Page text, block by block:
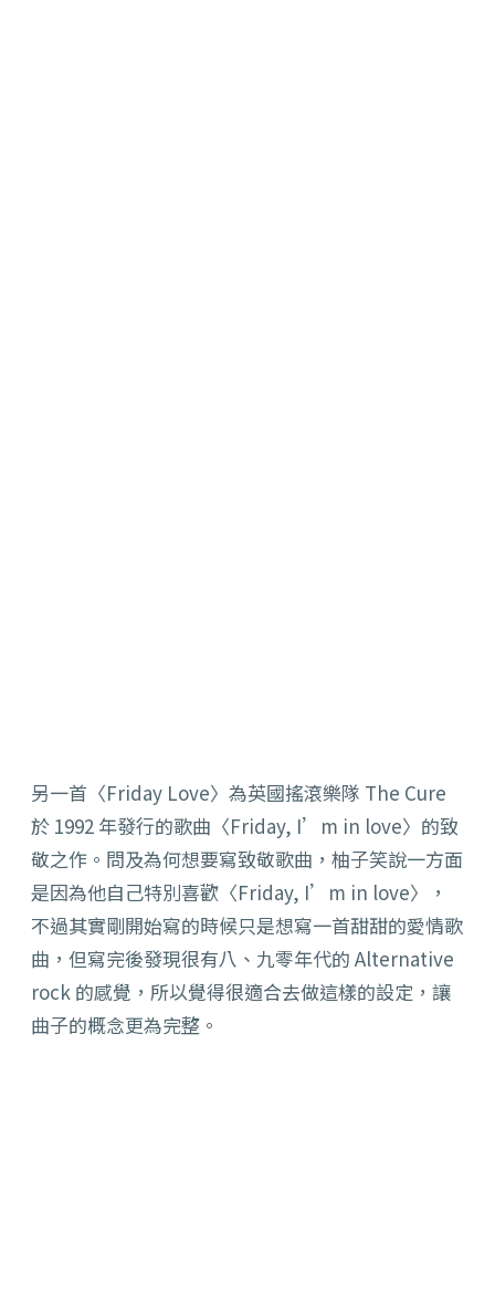
另一首〈Friday Love〉為英國搖滾樂隊 The Cure
於 1992 年發行的歌曲〈Friday, I’m in love〉的致
敬之作。問及為何想要寫致敬歌曲，柚子笑說一方面
是因為他自己特別喜歡〈Friday, I’m in love〉，
不過其實剛開始寫的時候只是想寫一首甜甜的愛情歌
曲，但寫完後發現很有八、九零年代的 Alternative
rock 的感覺，所以覺得很適合去做這樣的設定，讓
曲子的概念更為完整。